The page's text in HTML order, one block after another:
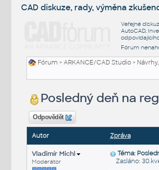
CAD diskuze, rady, výměna
Veřejné
AutoCAD,
Fórum
Fórum >ARKANCE/CAD Studio>
Posledný deň na
Odpovědět
Autor Zpráva
Vladimír Michl
Moderátor
Téma:
Zasláno: